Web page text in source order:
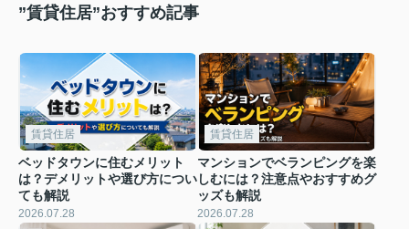
”賃貸住居”おすすめ記事
賃貸住居
ベッドタウンに住むメリット
は？デメリットや選び方につい
ても解説
2026.07.28
賃貸住居
マンションでベランピングを楽
しむには？注意点やおすすめグ
ッズも解説
2026.07.28